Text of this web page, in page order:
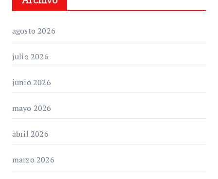
agosto 2026
julio 2026
junio 2026
mayo 2026
abril 2026
marzo 2026